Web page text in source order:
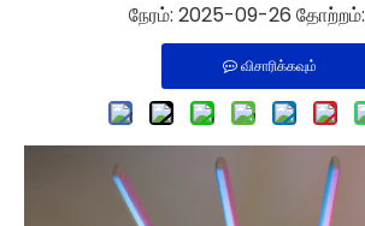
நேரம்: 2025-09-26 தோற்றம்:
விசாரிக்கவும்